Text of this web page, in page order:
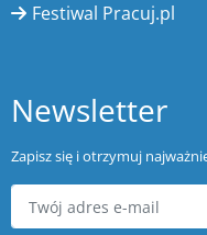
Festiwal Pracuj.pl
Newsletter
Zapisz się i otrzymuj